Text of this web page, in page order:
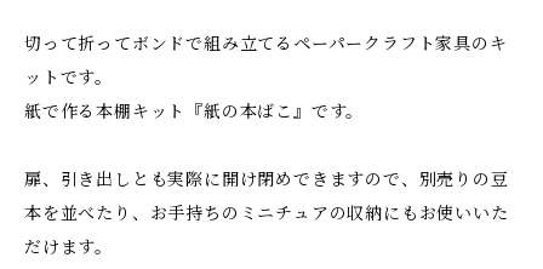
切って折ってボンドで組み立てるペーパークラフト家具のキ
ットです。
紙で作る本棚キット『紙の本ばこ』です。
扉、引き出しとも実際に開け閉めできますので、別売りの豆
本を並べたり、お手持ちのミニチュアの収納にもお使いいた
だけます。